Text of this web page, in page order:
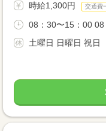
時給1,300円 交通費
08：30〜15：00 08
土曜日 日曜日 祝日